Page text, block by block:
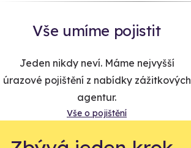
Vše umíme pojistit
Jeden nikdy neví. Máme nejvyšší
úrazové pojištění z nabídky zážitkových
agentur.
Vše o pojištění